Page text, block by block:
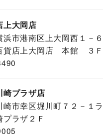
上大岡店
市港南区上大岡西１－６
貨店上大岡店 本館 ３Ｆ
崎プラザ店
崎市幸区堀川町７２－１ラ
ラザ２Ｆ